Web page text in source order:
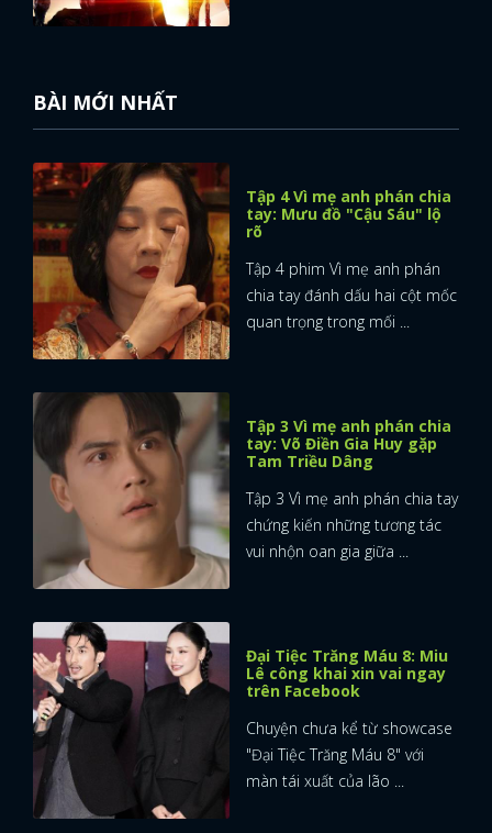
BÀI MỚI NHẤT
Tập 4 Vì mẹ anh phán chia
tay: Mưu đồ "Cậu Sáu" lộ
rõ
Tập 4 phim Vì mẹ anh phán
chia tay đánh dấu hai cột mốc
quan trọng trong mối ...
Tập 3 Vì mẹ anh phán chia
tay: Võ Điền Gia Huy gặp
Tam Triều Dâng
Tập 3 Vì mẹ anh phán chia tay
chứng kiến những tương tác
vui nhộn oan gia giữa ...
Đại Tiệc Trăng Máu 8: Miu
Lê công khai xin vai ngay
trên Facebook
Chuyện chưa kể từ showcase
"Đại Tiệc Trăng Máu 8" với
màn tái xuất của lão ...